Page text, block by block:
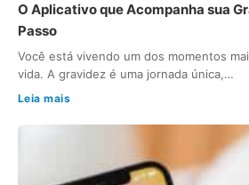
O Aplicativo que Acompanha sua
Passo
Você está vivendo um dos momentos
vida. A gravidez é uma jornada única,…
Leia mais